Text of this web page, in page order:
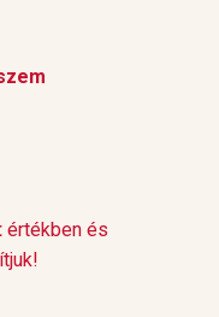
értékben és